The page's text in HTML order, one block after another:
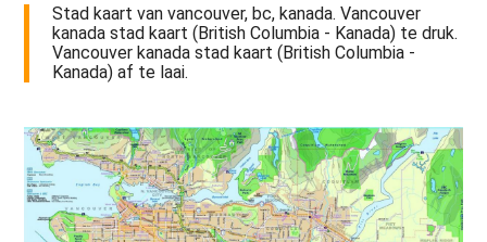
Stad kaart van vancouver, bc, kanada. Vancouver
kanada stad kaart (British Columbia - Kanada) te druk.
Vancouver kanada stad kaart (British Columbia -
Kanada) af te laai.